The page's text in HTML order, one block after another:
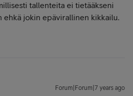
tallenteita ei tietääkseni
ehkä jokin epävirallinen kikkailu.
Forum|Forum|7 years ago